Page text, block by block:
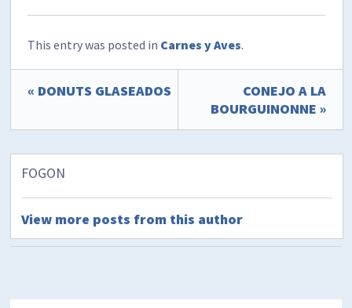
This entry was posted in Carnes y Aves.
« DONUTS GLASEADOS
CONEJO A LA
BOURGUINONNE »
FOGON
View more posts from this author